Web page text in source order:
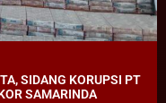
SIDANG KORUPSI PT
SAMARINDA